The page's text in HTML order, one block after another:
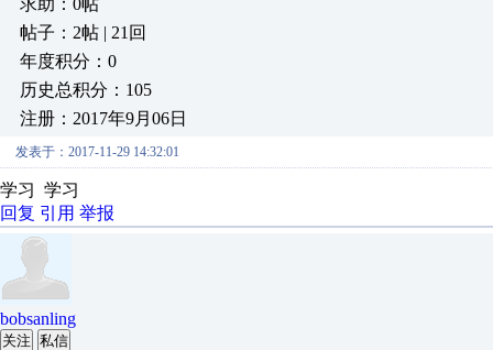
求助：0帖
帖子：2帖 | 21回
年度积分：0
历史总积分：105
注册：2017年9月06日
发表于：2017-11-29 14:32:01
学习 学习
回复 引用 举报
bobsanling
关注 私信